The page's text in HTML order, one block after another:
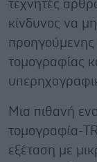
τεχνητές
κίνδυνος να
προηγούμενης
τομογραφίας
Μια πιθανή
τομογραφία-
εξέταση με